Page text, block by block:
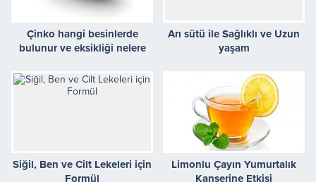
Çinko hangi besinlerde
bulunur ve eksikliği nelere
Arı sütü ile Sağlıklı ve Uzun
yaşam
Siğil, Ben ve Cilt Lekeleri için
Formül
Limonlu Çayın Yumurtalık
Kanserine Etkisi